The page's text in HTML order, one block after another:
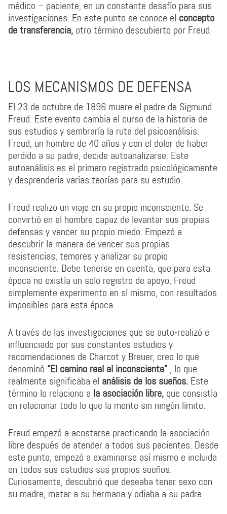
médico – paciente, en un constante desafío para sus
investigaciones. En este punto se conoce el concepto
de transferencia, otro término descubierto por Freud.
LOS MECANISMOS DE DEFENSA
El 23 de octubre de 1896 muere el padre de Sigmund
Freud. Este evento cambia el curso de la historia de
sus estudios y sembraría la ruta del psicoanálisis.
Freud, un hombre de 40 años y con el dolor de haber
perdido a su padre, decide autoanalizarse. Este
autoanálisis es el primero registrado psicológicamente
y desprendería varias teorías para su estudio.
Freud realizo un viaje en su propio inconsciente. Se
convirtió en el hombre capaz de levantar sus propias
defensas y vencer su propio miedo. Empezó a
descubrir la manera de vencer sus propias
resistencias, temores y analizar su propio
inconsciente. Debe tenerse en cuenta, que para esta
época no existía un solo registro de apoyo, Freud
simplemente experimento en sí mismo, con resultados
imposibles para esta época.
A través de las investigaciones que se auto-realizó e
influenciado por sus constantes estudios y
recomendaciones de Charcot y Breuer, creo lo que
denominó “El camino real al inconsciente” , lo que
realmente significaba el análisis de los sueños. Este
término lo relaciono a la asociación libre, que consistía
en relacionar todo lo que la mente sin ningún límite.
Freud empezó a acostarse practicando la asociación
libre después de atender a todos sus pacientes. Desde
este punto, empezó a examinarse así mismo e incluida
en todos sus estudios sus propios sueños.
Curiosamente, descubrió que deseaba tener sexo con
su madre, matar a su hermana y odiaba a su padre.